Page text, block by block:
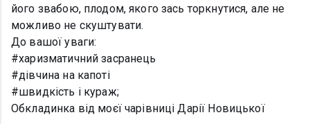
його звабою, плодом, якого зась торкнутися, але не
можливо не скуштувати.
До вашої уваги:
#харизматичний засранець
#дівчина на капоті
#швидкість і кураж;
Обкладинка від моєї чарівниці Дарії Новицької